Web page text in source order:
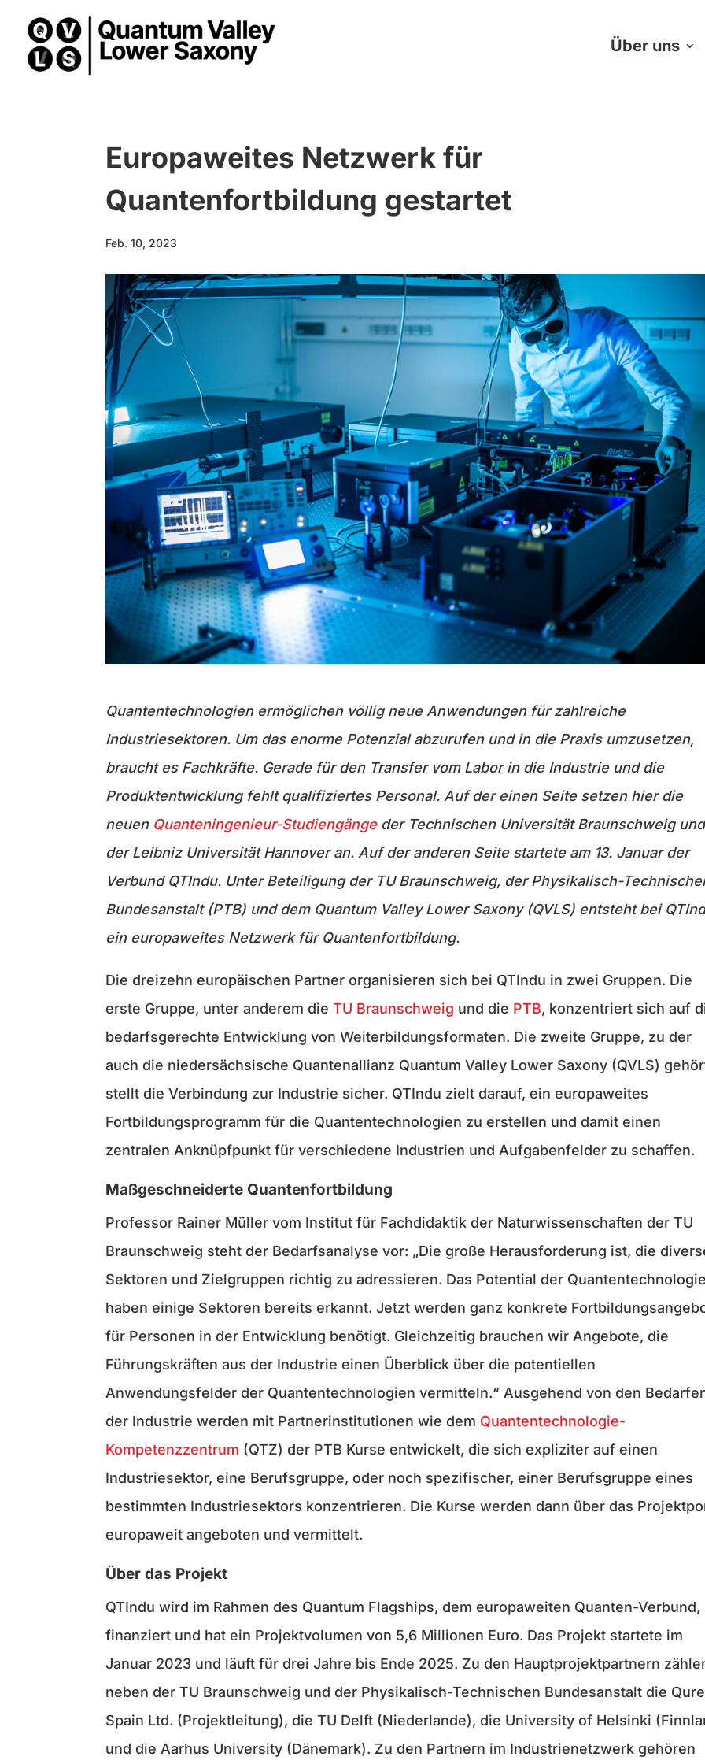
Über uns
Europaweites Netzwerk für
Quantenfortbildung gestartet
Feb. 10, 2023
Quantentechnologien ermöglichen völlig neue Anwendungen für zahlreiche
Industriesektoren. Um das enorme Potenzial abzurufen und in die Praxis umzusetzen,
braucht es Fachkräfte. Gerade für den Transfer vom Labor in die Industrie und die
Produktentwicklung fehlt qualifiziertes Personal. Auf der einen Seite setzen hier die
neuen Quanteningenieur-Studiengängeder Technischen Universität Braunschweig und
der Leibniz Universität Hannover an. Auf der anderen Seite startete am 13. Januar der
Verbund QTIndu. Unter Beteiligung der TU Braunschweig, der Physikalisch-
Bundesanstalt (PTB) und dem Quantum Valley Lower Saxony (QVLS) entsteht bei
ein europaweites Netzwerk für Quantenfortbildung.
Die dreizehn europäischen Partner organisieren sich bei QTIndu in zwei Gruppen. Die
erste Gruppe, unter anderem dieTU Braunschweig und die PTB, konzentriert sich auf
bedarfsgerechte Entwicklung von Weiterbildungsformaten. Die zweite Gruppe, zu der
auch die niedersächsische Quantenallianz Quantum Valley Lower Saxony (QVLS)
stellt die Verbindung zur Industrie sicher. QTIndu zielt darauf, ein europaweites
Fortbildungsprogramm für die Quantentechnologien zu erstellen und damit einen
zentralen Anknüpfpunkt für verschiedene Industrien und Aufgabenfelder zu schaffen.
Maßgeschneiderte Quantenfortbildung
Professor Rainer Müller vom Institut für Fachdidaktik der Naturwissenschaften der TU
Braunschweig steht der Bedarfsanalyse vor: „Die große Herausforderung ist, die
Sektoren und Zielgruppen richtig zu adressieren. Das Potential der
haben einige Sektoren bereits erkannt. Jetzt werden ganz konkrete
für Personen in der Entwicklung benötigt. Gleichzeitig brauchen wir Angebote, die
Führungskräften aus der Industrie einen Überblick über die potentiellen
Anwendungsfelder der Quantentechnologien vermitteln.“ Ausgehend von den
der Industrie werden mit Partnerinstitutionen wie dem Quantentechnologie-
Kompetenzzentrum (QTZ) der PTB Kurse entwickelt, die sich expliziter auf einen
Industriesektor, eine Berufsgruppe, oder noch spezifischer, einer Berufsgruppe eines
bestimmten Industriesektors konzentrieren. Die Kurse werden dann über das
europaweit angeboten und vermittelt.
Über das Projekt
QTIndu wird im Rahmen des Quantum Flagships, dem europaweiten Quanten-Verbund,
finanziert und hat ein Projektvolumen von 5,6 Millionen Euro. Das Projekt startete im
Januar 2023 und läuft für drei Jahre bis Ende 2025. Zu den Hauptprojektpartnern
neben der TU Braunschweig und der Physikalisch-Technischen Bundesanstalt die
Spain Ltd. (Projektleitung), die TU Delft (Niederlande), die University of Helsinki
und die Aarhus University (Dänemark). Zu den Partnern im Industrienetzwerk gehören